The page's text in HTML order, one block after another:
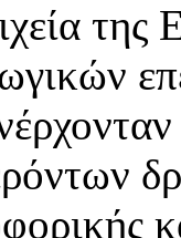
της